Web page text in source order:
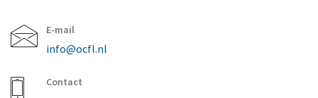
E-mail
info@ocfl.nl
Contact